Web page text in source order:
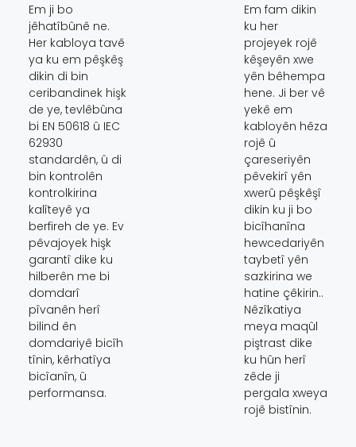
Em ji bo
jêhatîbûnê ne.
Her kabloya tavê
ya ku em pêşkêş
dikin di bin
ceribandinek hişk
de ye, tevlêbûna
bi EN 50618 û IEC
62930
standardên, û di
bin kontrolên
kontrolkirina
kalîteyê ya
berfireh de ye. Ev
pêvajoyek hişk
garantî dike ku
hilberên me bi
domdarî
pîvanên herî
bilind ên
domdariyê bicîh
tînin, kêrhatîya
bicîanîn, û
performansa.
Em fam dikin
ku her
projeyek rojê
kêşeyên xwe
yên bêhempa
hene. Ji ber vê
yekê em
kabloyên hêza
rojê û
çareseriyên
pêvekirî yên
xwerû pêşkêşî
dikin ku ji bo
bicîhanîna
hewcedariyên
taybetî yên
sazkirina we
hatine çêkirin..
Nêzîkatiya
meya maqûl
piştrast dike
ku hûn herî
zêde ji
pergala xweya
rojê bistînin.